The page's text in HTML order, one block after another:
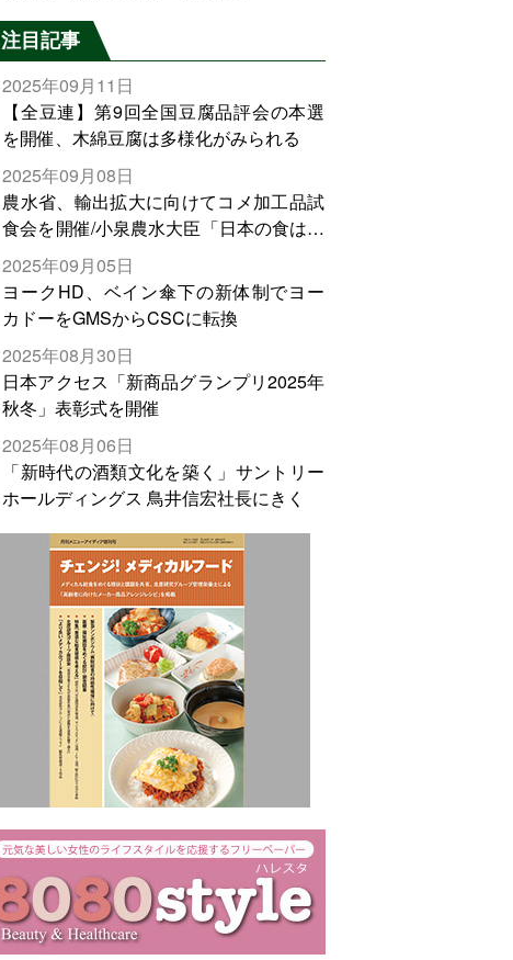
注目記事
2025年09月11日
【全豆連】第9回全国豆腐品評会の本選
を開催、木綿豆腐は多様化がみられる
2025年09月08日
農水省、輸出拡大に向けてコメ加工品試
食会を開催/小泉農水大臣「日本の食は世
界でトップをとれる。米増産に向けて、
米輸出需要の拡大を」
2025年09月05日
ヨークHD、ベイン傘下の新体制でヨー
カドーをGMSからCSCに転換
2025年08月30日
日本アクセス「新商品グランプリ2025年
秋冬」表彰式を開催
2025年08月06日
「新時代の酒類文化を築く」サントリー
ホールディングス 鳥井信宏社長にきく